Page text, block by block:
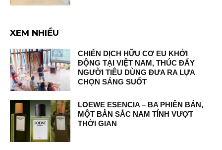
XEM NHIỀU
CHIẾN DỊCH HỮU CƠ EU KHỞI
ĐỘNG TẠI VIỆT NAM, THÚC ĐẨY
NGƯỜI TIÊU DÙNG ĐƯA RA LỰA
CHỌN SÁNG SUỐT
LOEWE ESENCIA – BA PHIÊN BẢN,
MỘT BẢN SẮC NAM TÍNH VƯỢT
THỜI GIAN